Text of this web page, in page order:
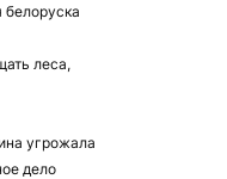
леса,
угрожала
дело